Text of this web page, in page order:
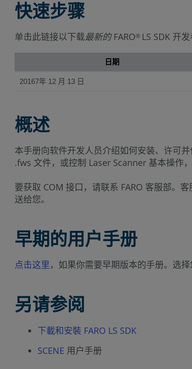
快速步骤
单击此链接以下载最新的 FARO® LS SDK 开发
日期
20167年 12 月 13 日
概述
本手册向软件开发人员介绍如何安装、许可
.fws 文件，或控制 Laser Scanner 基本操作
要获取 COM 接口，请联系 FARO 客服部。
送给您。
早期的用户手册
点击这里 ，如果你需要早期版本的手册。选
另请参阅
下載和安裝 FARO LS SDK
SCENE 用户手册